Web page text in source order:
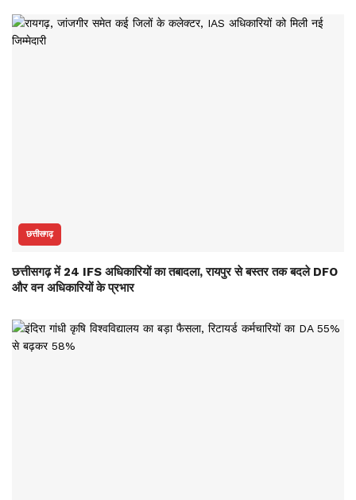
छत्तीसगढ़
छत्तीसगढ़ में 24 IFS अधिकारियों का तबादला, रायपुर से बस्तर तक बदले DFO
और वन अधिकारियों के प्रभार